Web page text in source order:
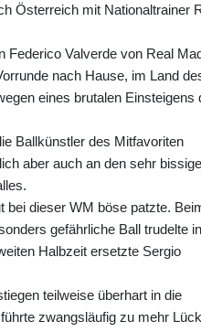
Österreich mit Nationaltrainer
Federico Valverde von Real
nach Hause, im Land
eines brutalen Einsteigens
Ballkünstler des Mitfavoriten
aber auch an den sehr
dieser WM böse patzte.
gefährliche Ball trudelte
Halbzeit ersetzte Sergio
teilweise überhart in die
zwangsläufig zu mehr